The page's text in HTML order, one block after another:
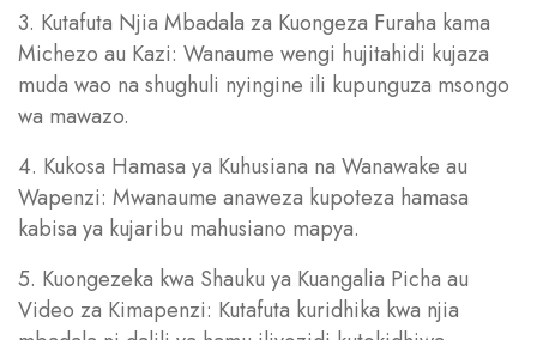
3. Kutafuta Njia Mbadala za Kuongeza Furaha kama
Michezo au Kazi: Wanaume wengi hujitahidi kujaza
muda wao na shughuli nyingine ili kupunguza msongo
wa mawazo.
4. Kukosa Hamasa ya Kuhusiana na Wanawake au
Wapenzi: Mwanaume anaweza kupoteza hamasa
kabisa ya kujaribu mahusiano mapya.
5. Kuongezeka kwa Shauku ya Kuangalia Picha au
Video za Kimapenzi: Kutafuta kuridhika kwa njia